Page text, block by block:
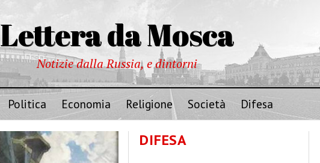
Lettera da Mosca
Notizie dalla Russia, e dintorni
Politica Economia Religione Società Difesa
DIFESA